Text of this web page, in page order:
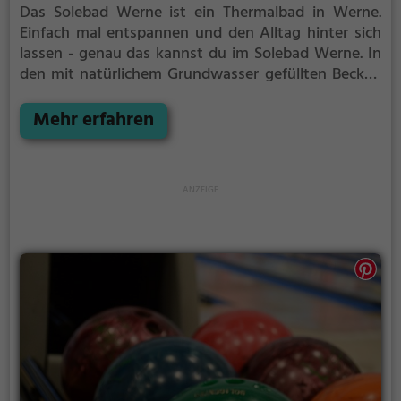
Das Solebad Werne ist ein Thermalbad in Werne.
Einfach mal entspannen und den Alltag hinter sich
lassen - genau das kannst du im Solebad Werne. In
den mit natürlichem Grundwasser gefüllten Becken
und deine Akkus wieder aufladen. Besonders gut:
das Thermalwasser regt den Kreislauf an und
Mehr erfahren